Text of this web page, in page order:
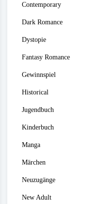
Contemporary
Dark Romance
Dystopie
Fantasy Romance
Gewinnspiel
Historical
Jugendbuch
Kinderbuch
Manga
Märchen
Neuzugänge
New Adult